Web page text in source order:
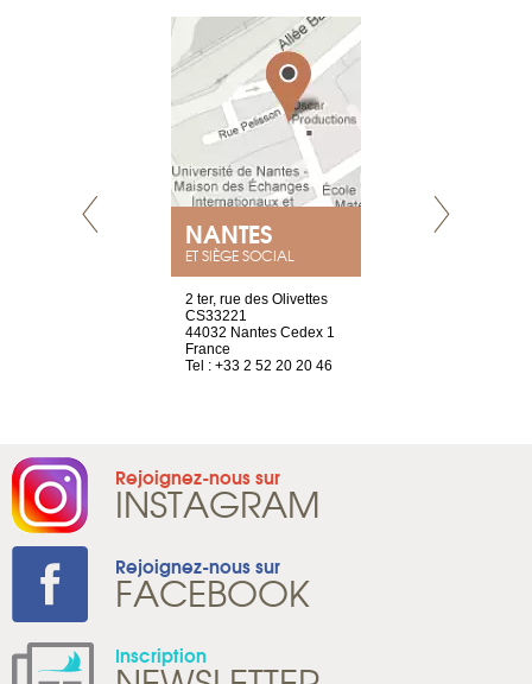
NANTES
ET SIÈGE SOCIAL
2 ter, rue des Olivettes
CS33221
44032 Nantes Cedex 1
France
Tel : +33 2 52 20 20 46
Rejoignez-nous sur
INSTAGRAM
Rejoignez-nous sur
FACEBOOK
Inscription